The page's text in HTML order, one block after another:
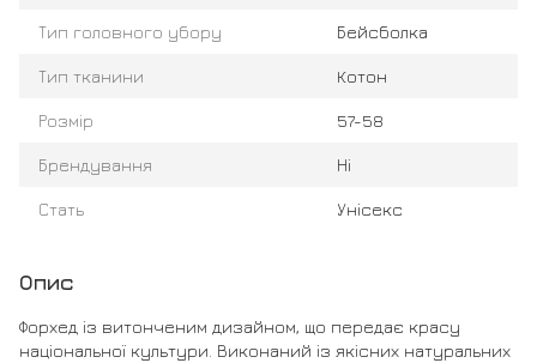
Тип головного убору Бейсболка
Тип тканини Котон
Розмір 57-58
Брендування Ні
Стать Унісекс
Опис
Форхед із витонченим дизайном, що передає красу
національної культури. Виконаний із якісних натуральних